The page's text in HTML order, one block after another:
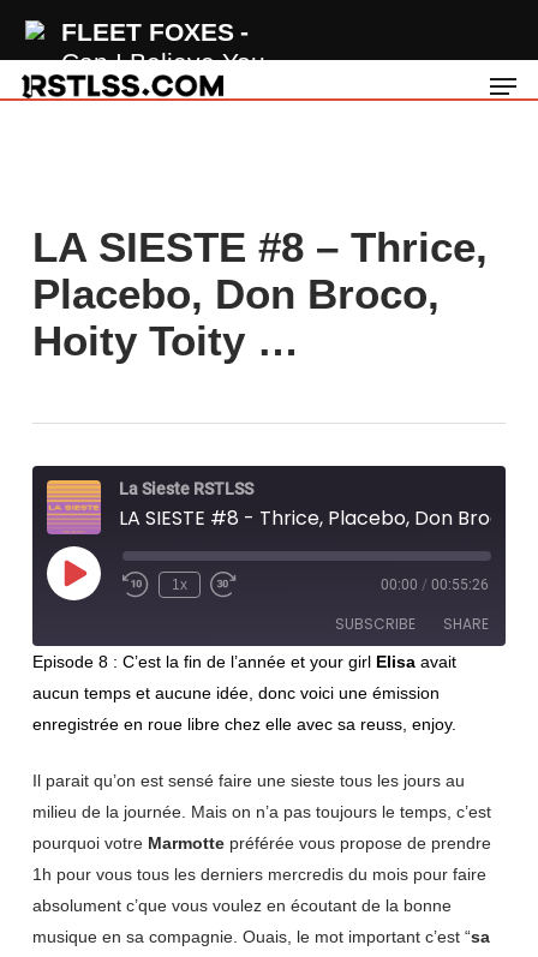
FLEET FOXES
Can I Believe You
main
LA SIESTE #8 – Thrice,
Placebo, Don Broco,
Hoity Toity …
La Sieste RSTLSS
Play
Episode Rewind
1x
Fast
seconds
00:00 / 00:55:26
SUBSCRIBE SHARE
RSS FEED
SHARE
EMBED
Episode 8 : C’est la fin de l’année et your girl Elisaavait
aucun temps et aucune idée, donc voici une émission
enregistrée en roue libre chez elle avec sa reuss, enjoy.
Il parait qu’on est sensé faire une sieste tous les jours au
milieu de la journée. Mais on n’a pas toujours le temps, c’est
pourquoi votre Marmottepréférée vous propose de prendre
1h pour vous tous les derniers mercredis du mois pour faire
absolument c’que vous voulez en écoutant de la bonne
musique en sa compagnie. Ouais, le mot important c’est “sa